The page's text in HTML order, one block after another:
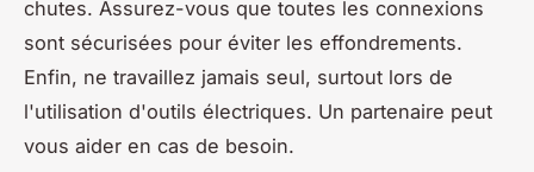
chutes. Assurez-vous que toutes les connexions
sont sécurisées pour éviter les effondrements.
Enfin, ne travaillez jamais seul, surtout lors de
l'utilisation d'outils électriques. Un partenaire peut
vous aider en cas de besoin.